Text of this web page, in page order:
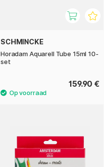
SCHMINCKE
Horadam Aquarell Tube 15ml 10-
set
159.90 €